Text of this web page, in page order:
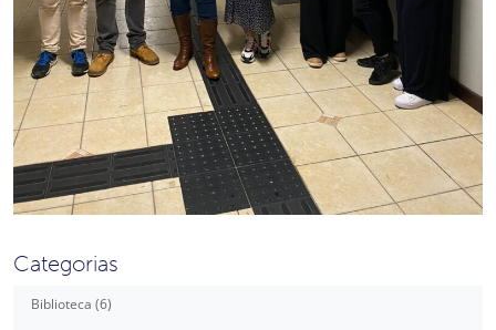
Categorias
Biblioteca (6)